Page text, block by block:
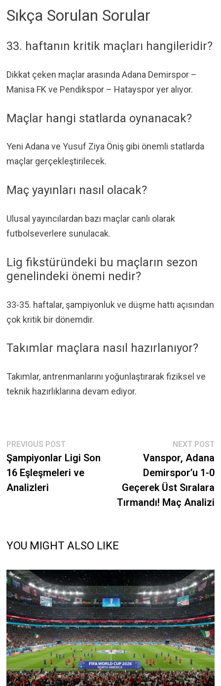
Sıkça Sorulan Sorular
33. haftanın kritik maçları hangileridir?
Dikkat çeken maçlar arasında Adana Demirspor –
Manisa FK ve Pendikspor – Hatayspor yer alıyor.
Maçlar hangi statlarda oynanacak?
Yeni Adana ve Yusuf Ziya Öniş gibi önemli statlarda
maçlar gerçekleştirilecek.
Maç yayınları nasıl olacak?
Ulusal yayıncılardan bazı maçlar canlı olarak
futbolseverlere sunulacak.
Lig fikstüründeki bu maçların sezon
genelindeki önemi nedir?
33-35. haftalar, şampiyonluk ve düşme hattı açısından
çok kritik bir dönemdir.
Takımlar maçlara nasıl hazırlanıyor?
Takımlar, antrenmanlarını yoğunlaştırarak fiziksel ve
teknik hazırlıklarına devam ediyor.
Post
navigation
PREVIOUS POSTPrevious
post:
Şampiyonlar Ligi Son
16 Eşleşmeleri ve
Analizleri
NEXT POST
Vanspor, Adana
Demirspor’u 1-0
Geçerek Üst Sıralara
Tırmandı! Maç Analizi
YOU MIGHT ALSO LIKE